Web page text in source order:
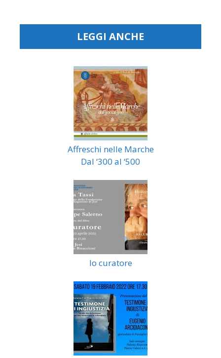
LEGGI ANCHE
Affreschi nelle Marche
Dal ‘300 al ‘500
Io curatore